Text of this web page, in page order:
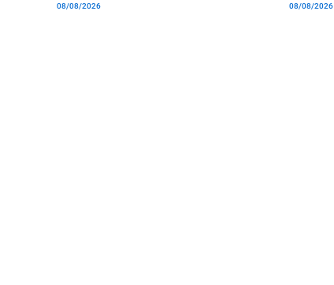
08/08/2026 08/08/2026